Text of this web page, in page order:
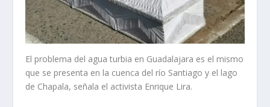
El problema del agua turbia en Guadalajara es el mismo
que se presenta en la cuenca del río Santiago y el lago
de Chapala, señala el activista Enrique Lira.